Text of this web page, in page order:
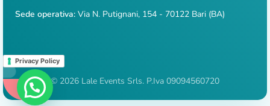
Sede operativa: Via N. Putignani, 154 - 70122 Bari (BA)
Privacy Policy
© 2026 Lale Events Srls. P.Iva 09094560720